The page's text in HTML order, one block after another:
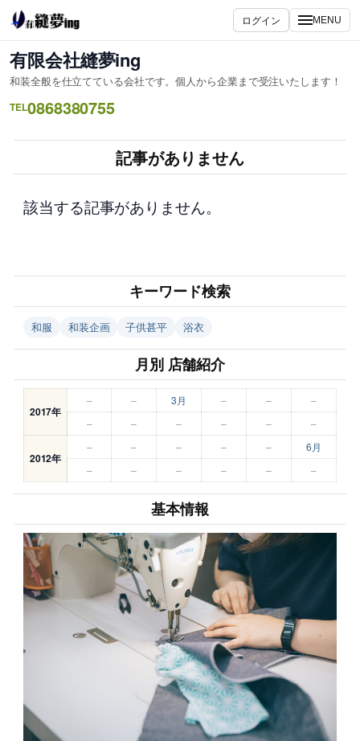
内
容
を
ス
キ
ッ
ログイン MENU
有限会社縫夢ing
和装全般を仕立てている会社です。個人から企業まで受注いたします！
TEL0868380755
記事がありません
該当する記事がありません。
キーワード検索
和服 和装企画 子供甚平 浴衣
月別 店舗紹介
2017年
– – 3月 – –
–
–
– – – – –
2012年
– – – – –
6月
–
– – – – –
基本情報